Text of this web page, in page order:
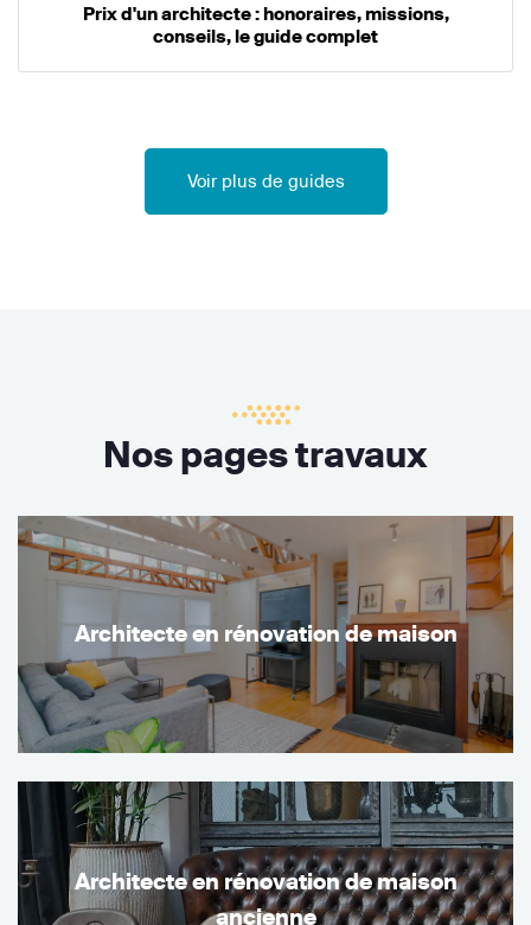
Prix d'un architecte : honoraires, missions,
conseils, le guide complet
Voir plus de guides
Nos pages travaux
Architecte en rénovation de maison
Architecte en rénovation de maison
ancienne